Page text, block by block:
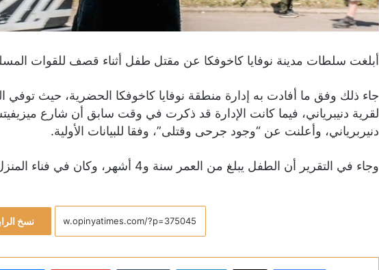
أبلغت سلطات مدينة نوفايا كاخوفكا عن مقتل طفل أثناء قصف للقوات المسلحة
جاء ذلك وفق ما أفادت به إدارة منطقة نوفايا كاخوفكا الحضرية، حيث توفي
لقرية دنيبرياني، فيما كانت الإدارة قد ذكرت في وقت سابق أن شارع
دنيربرياني، وأعلنت عن “وجود جرحى وقتلى”، وفقا للبيانات الأولية.
وجاء في التقرير أن الطفل يبلغ من العمر سنة و4 أشهر، وكان في فناء المنزل أثناء القصف.
نسخ